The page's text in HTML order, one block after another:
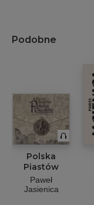
Podobne
Polska
Piastów
Paweł
Jasienica